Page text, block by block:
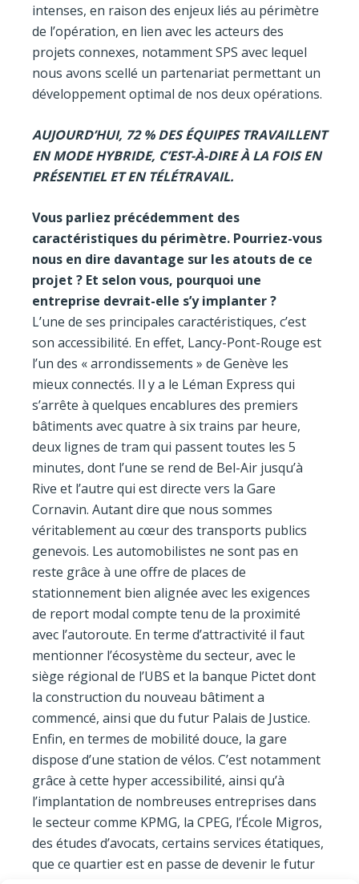
intenses, en raison des enjeux liés au périmètre
de l’opération, en lien avec les acteurs des
projets connexes, notamment SPS avec lequel
nous avons scellé un partenariat permettant un
développement optimal de nos deux opérations.
AUJOURD’HUI, 72 % DES ÉQUIPES TRAVAILLENT
EN MODE HYBRIDE, C’EST-À-DIRE À LA FOIS EN
PRÉSENTIEL ET EN TÉLÉTRAVAIL.
Vous parliez précédemment des
caractéristiques du périmètre. Pourriez-vous
nous en dire davantage sur les atouts de ce
projet ? Et selon vous, pourquoi une
entreprise devrait-elle s’y implanter ?
L’une de ses principales caractéristiques, c’est
son accessibilité. En effet, Lancy-Pont-Rouge est
l’un des « arrondissements » de Genève les
mieux connectés. Il y a le Léman Express qui
s’arrête à quelques encablures des premiers
bâtiments avec quatre à six trains par heure,
deux lignes de tram qui passent toutes les 5
minutes, dont l’une se rend de Bel-Air jusqu’à
Rive et l’autre qui est directe vers la Gare
Cornavin. Autant dire que nous sommes
véritablement au cœur des transports publics
genevois. Les automobilistes ne sont pas en
reste grâce à une offre de places de
stationnement bien alignée avec les exigences
de report modal compte tenu de la proximité
avec l’autoroute. En terme d’attractivité il faut
mentionner l’écosystème du secteur, avec le
siège régional de l’UBS et la banque Pictet dont
la construction du nouveau bâtiment a
commencé, ainsi que du futur Palais de Justice.
Enfin, en termes de mobilité douce, la gare
dispose d’une station de vélos. C’est notamment
grâce à cette hyper accessibilité, ainsi qu’à
l’implantation de nombreuses entreprises dans
le secteur comme KPMG, la CPEG, l’École Migros,
des études d’avocats, certains services étatiques,
que ce quartier est en passe de devenir le futur